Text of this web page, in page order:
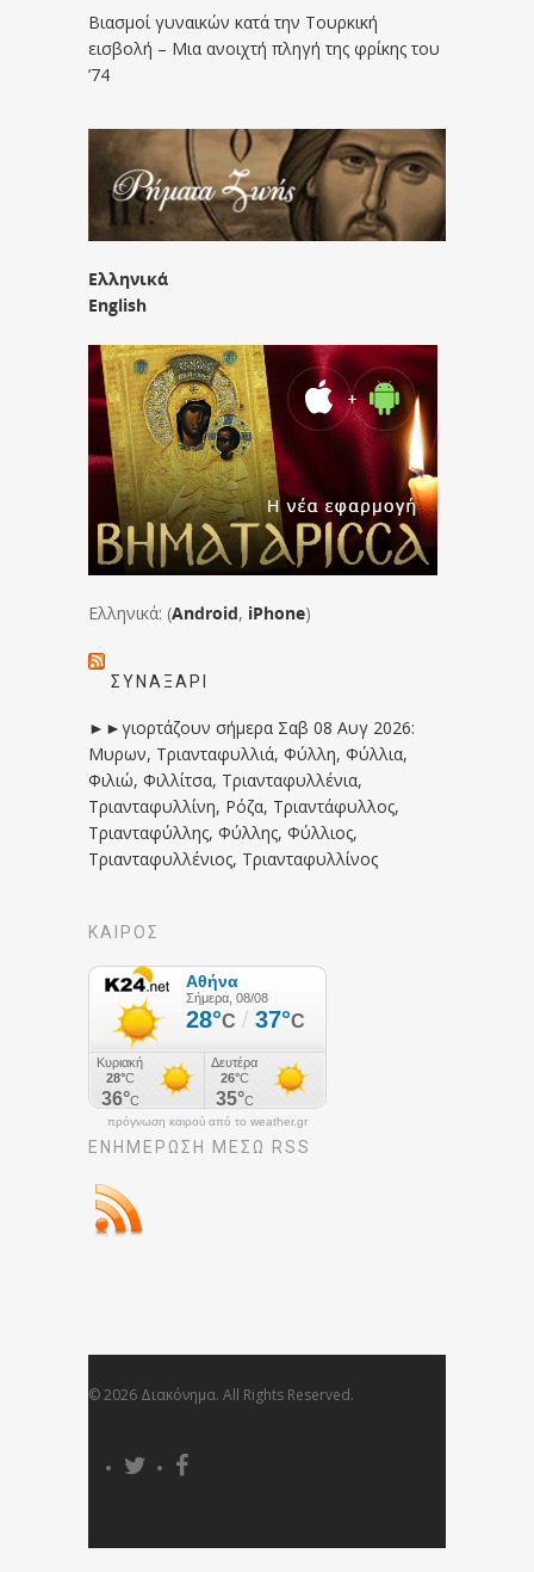
Βιασμοί γυναικών κατά την Τουρκική
εισβολή – Μια ανοιχτή πληγή της φρίκης του
’74
Ελληνικά
English
Ελληνικά: (Android, iPhone)
ΣΥΝΑΞΆΡΙ
►►γιορτάζουν σήμερα Σαβ 08 Αυγ 2026:
Μυρων, Τριανταφυλλιά, Φύλλη, Φύλλια,
Φιλιώ, Φιλλίτσα, Τριανταφυλλένια,
Τριανταφυλλίνη, Ρόζα, Τριαντάφυλλος,
Τριανταφύλλης, Φύλλης, Φύλλιος,
Τριανταφυλλένιος, Τριανταφυλλίνος
ΚΑΙΡΟΣ
πρόγνωση καιρού από το weather.gr
ΕΝΗΜΈΡΩΣΉ ΜΕΣΩ RSS
© 2026 Διακόνημα. All Rights Reserved.